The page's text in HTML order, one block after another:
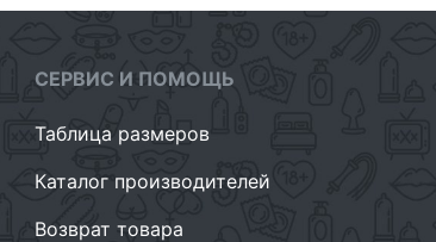
СЕРВИС И ПОМОЩЬ
Таблица размеров
Каталог производителей
Возврат товара